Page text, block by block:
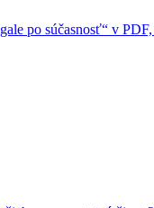
po súčasnosť“ v